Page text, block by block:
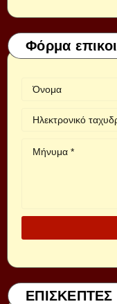
Φόρμα
ΕΠΙΣΚΕΠΤΕΣ